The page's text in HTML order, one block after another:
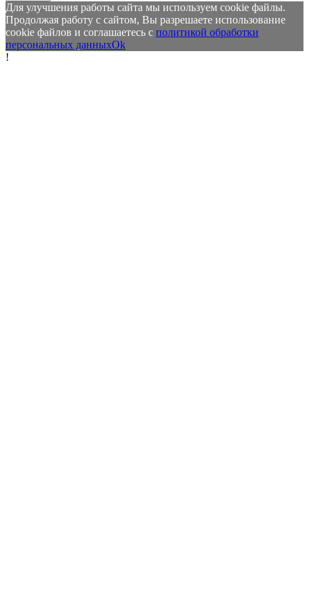
Для улучшения работы сайта мы используем cookie файлы.
Продолжая работу с сайтом, Вы разрешаете использование
cookie файлов и соглашаетесь с политикой обработки
персональных данныхOk
!